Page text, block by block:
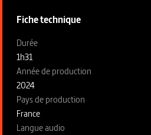
Fiche technique
Fiche technique section gauche
Durée
1h31
Année de production
2024
Pays de production
France
Langue audio